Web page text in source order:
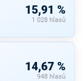
15,91 %
1 028 hlasů
14,67 %
948 hlasů